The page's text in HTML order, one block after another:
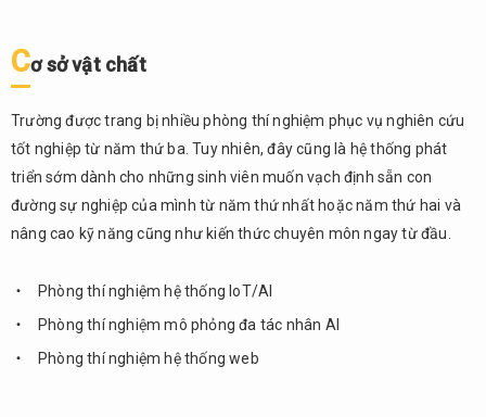
Điểm
bật
7.3.
Cơ sở
vật
chất
Chương
đạo tạo
bậc đại
Cơ sở vật chất
Trường được trang bị nhiều phòng thí nghiệm phục vụ nghiên cứu
tốt nghiệp từ năm thứ ba. Tuy nhiên, đây cũng là hệ thống phát
triển sớm dành cho những sinh viên muốn vạch định sẵn con
đường sự nghiệp của mình từ năm thứ nhất hoặc năm thứ hai và
nâng cao kỹ năng cũng như kiến ​​thức chuyên môn ngay từ đầu.
Phòng thí nghiệm hệ thống IoT/AI
Phòng thí nghiệm mô phỏng đa tác nhân AI
Phòng thí nghiệm hệ thống web